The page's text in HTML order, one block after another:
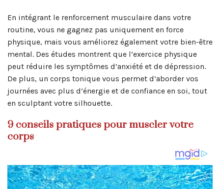
En intégrant le renforcement musculaire dans votre
routine, vous ne gagnez pas uniquement en force
physique, mais vous améliorez également votre bien-être
mental. Des études montrent que l’exercice physique
peut réduire les symptômes d’anxiété et de dépression.
De plus, un corps tonique vous permet d’aborder vos
journées avec plus d’énergie et de confiance en soi, tout
en sculptant votre silhouette.
9 conseils pratiques pour muscler votre
corps